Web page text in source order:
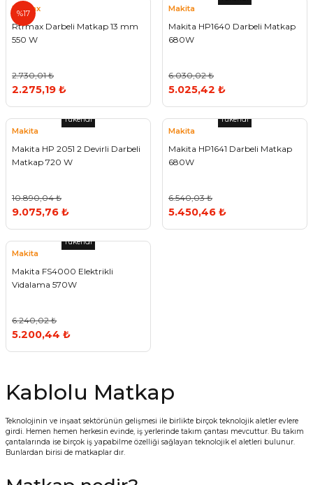
Papuç Çeşitleri
Elektronik Kilitler
Vida, Dübel ve Çivi
Zımba Teli
Zımpara Çeşitleri
Silikon Tabancaları
Tuvalet Fırçalığı
Tuvalet Kağıtlılığı
%17
Rtrmax
Rtrmax Darbeli Matkap 13 mm
550 W
2.730,01 ₺
2.275,19 ₺
Makita
Makita HP1640 Darbeli Matkap
680W
6.030,02 ₺
5.025,42 ₺
Tükendi
Makita
Makita HP 2051 2 Devirli Darbeli
Matkap 720 W
10.890,04 ₺
9.075,76 ₺
Tükendi
Makita
Makita HP1641 Darbeli Matkap
680W
6.540,03 ₺
5.450,46 ₺
Tükendi
Makita
Makita FS4000 Elektrikli
Vidalama 570W
6.240,02 ₺
5.200,44 ₺
Kablolu Matkap
Teknolojinin ve inşaat sektörünün gelişmesi ile birlikte birçok teknolojik aletler evlere
girdi. Hemen hemen herkesin evinde, iş yerlerinde takım çantası mevcuttur. Bu takım
çantalarında ise birçok iş yapabilme özelliği sağlayan teknolojik el aletleri bulunur.
Bunlardan birisi de matkaplar dır.